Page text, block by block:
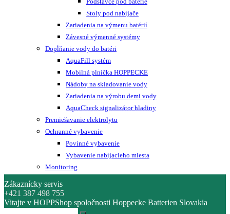
Stoly pod nabíjače
Zariadenia na výmenu batérií
Závesné výmenné systémy
Dopĺňanie vody do batéri
AquaFill systém
Mobilná plnička HOPPECKE
Nádoby na skladovanie vody
Zariadenia na výrobu demi vody
AquaCheck signalizátor hladiny
Premiešavanie elektrolytu
Ochranné vybavenie
Povinné vybavenie
Vybavenie nabíjacieho miesta
Monitoring
Zákaznícky servis
+421 387 498 755
Vitajte v HOPPShop spoločnosti Hoppecke Batterien Slovakia